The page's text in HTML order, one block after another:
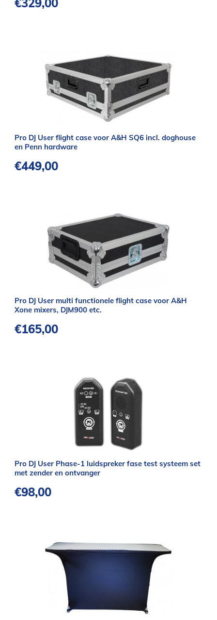
€329,00
Pro DJ User flight case voor A&H SQ6 incl. doghouse
en Penn hardware
€449,00
Pro DJ User multi functionele flight case voor A&H
Xone mixers, DJM900 etc.
€165,00
Pro DJ User Phase-1 luidspreker fase test systeem set
met zender en ontvanger
€98,00